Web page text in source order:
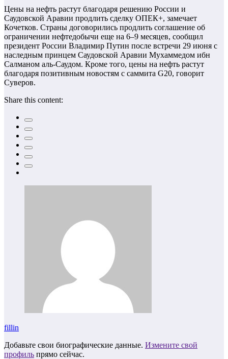
Цены на нефть растут благодаря решению России и
Саудовской Аравии продлить сделку ОПЕК+, замечает
Кочетков. Страны договорились продлить соглашение об
ограничении нефтедобычи еще на 6–9 месяцев, сообщил
президент России Владимир Путин после встречи 29 июня с
наследным принцем Саудовской Аравии Мухаммедом ибн
Салманом аль-Саудом. Кроме того, цены на нефть растут
благодаря позитивным новостям с саммита G20, говорит
Суверов.
Share this content:
fillin
Добавьте свои биографические данные. Измените свой
профиль прямо сейчас.